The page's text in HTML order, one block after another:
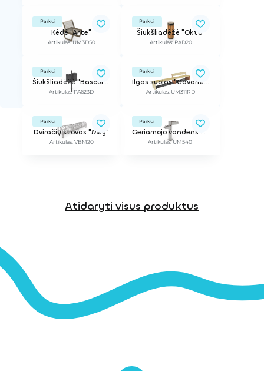
Parkui
Kėdė "Arte"
Artikulas: UM3D50
Parkui
Šiukšliadėžė "Okto"
Artikulas: PAD20
Parkui
Šiukšliadėžė "Basculante", dviguba
Artikulas: PA623D
Parkui
Ilgas suolas "Gavarres"
Artikulas: UM311RD
Parkui
Dviračių stovas "Mey"
Artikulas: VBM20
Parkui
Geriamojo vandens kolonėlė "Dual", dviguba
Artikulas: UM540I
Atidaryti visus produktus